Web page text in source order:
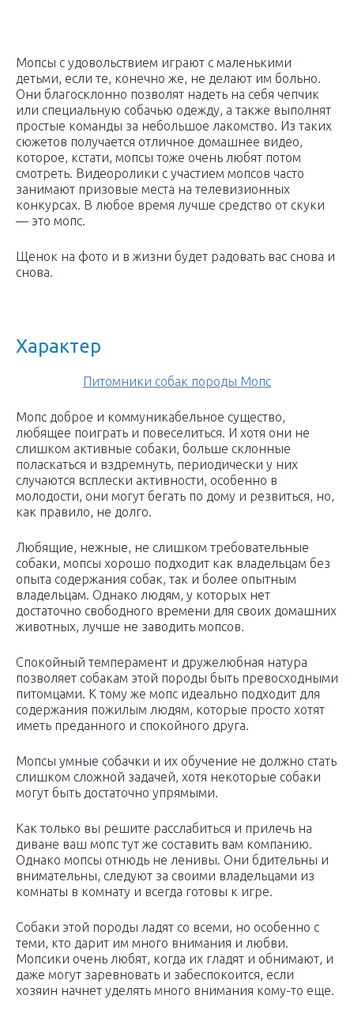
Мопсы с удовольствием играют с маленькими
детьми, если те, конечно же, не делают им больно.
Они благосклонно позволят надеть на себя чепчик
или специальную собачью одежду, а также выполнят
простые команды за небольшое лакомство. Из таких
сюжетов получается отличное домашнее видео,
которое, кстати, мопсы тоже очень любят потом
смотреть. Видеоролики с участием мопсов часто
занимают призовые места на телевизионных
конкурсах. В любое время лучше средство от скуки
— это мопс.
Щенок на фото и в жизни будет радовать вас снова и
снова.
Характер
Питомники собак породы Мопс
Мопс доброе и коммуникабельное существо,
любящее поиграть и повеселиться. И хотя они не
слишком активные собаки, больше склонные
поласкаться и вздремнуть, периодически у них
случаются всплески активности, особенно в
молодости, они могут бегать по дому и резвиться, но,
как правило, не долго.
Любящие, нежные, не слишком требовательные
собаки, мопсы хорошо подходит как владельцам без
опыта содержания собак, так и более опытным
владельцам. Однако людям, у которых нет
достаточно свободного времени для своих домашних
животных, лучше не заводить мопсов.
Спокойный темперамент и дружелюбная натура
позволяет собакам этой породы быть превосходными
питомцами. К тому же мопс идеально подходит для
содержания пожилым людям, которые просто хотят
иметь преданного и спокойного друга.
Мопсы умные собачки и их обучение не должно стать
слишком сложной задачей, хотя некоторые собаки
могут быть достаточно упрямыми.
Как только вы решите расслабиться и прилечь на
диване ваш мопс тут же составить вам компанию.
Однако мопсы отнюдь не ленивы. Они бдительны и
внимательны, следуют за своими владельцами из
комнаты в комнату и всегда готовы к игре.
Собаки этой породы ладят со всеми, но особенно с
теми, кто дарит им много внимания и любви.
Мопсики очень любят, когда их гладят и обнимают, и
даже могут заревновать и забеспокоится, если
хозяин начнет уделять много внимания кому-то еще.